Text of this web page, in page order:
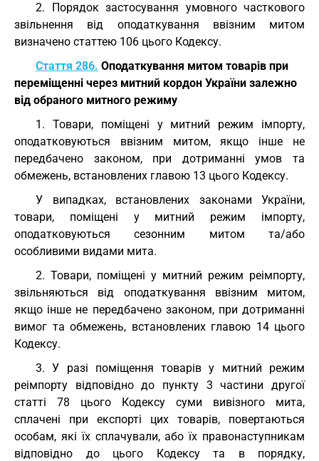
2. Порядок застосування умовного часткового
звільнення від оподаткування ввізним митом
визначено статтею 106 цього Кодексу.
Стаття 286. Оподаткування митом товарів при
переміщенні через митний кордон України залежно
від обраного митного режиму
1. Товари, поміщені у митний режим імпорту,
оподатковуються ввізним митом, якщо інше не
передбачено законом, при дотриманні умов та
обмежень, встановлених главою 13 цього Кодексу.
У випадках, встановлених законами України,
товари, поміщені у митний режим імпорту,
оподатковуються сезонним митом та/або
особливими видами мита.
2. Товари, поміщені у митний режим реімпорту,
звільняються від оподаткування ввізним митом,
якщо інше не передбачено законом, при дотриманні
вимог та обмежень, встановлених главою 14 цього
Кодексу.
3. У разі поміщення товарів у митний режим
реімпорту відповідно до пункту 3 частини другої
статті 78 цього Кодексу суми вивізного мита,
сплачені при експорті цих товарів, повертаються
особам, які їх сплачували, або їх правонаступникам
відповідно до цього Кодексу та в порядку,